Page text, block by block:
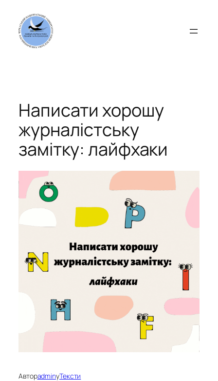
вмісту
Написати хорошу
журналістську
замітку: лайфхаки
АвторadminуТексти